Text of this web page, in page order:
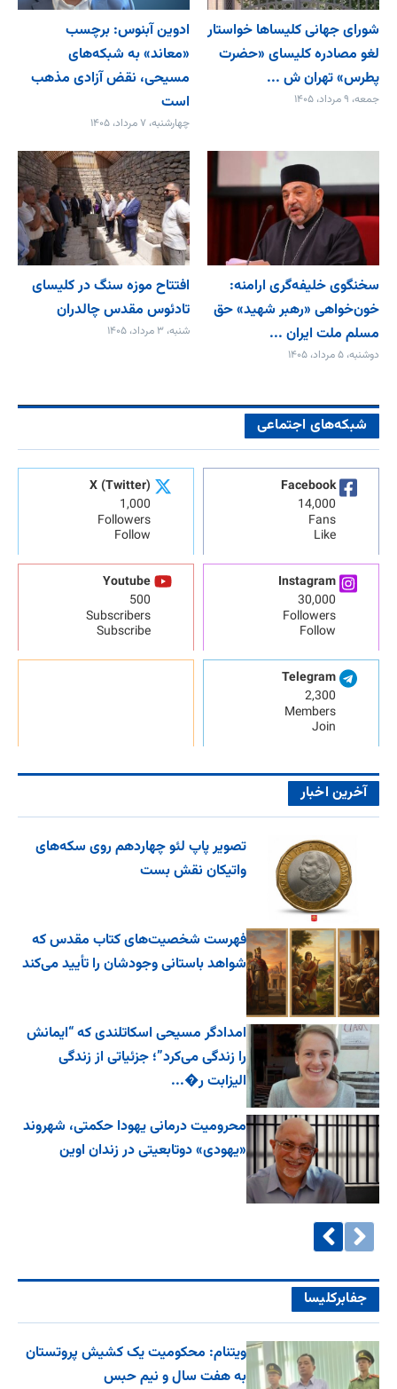
شورای جهانی کلیساها خواستار
لغو مصادره کلیسای «حضرت
پطرس» تهران ش ...
جمعه، ۹ مرداد، ۱۴۰۵
ادوین آبنوس: برچسب
«معاند» به شبکه‌های
مسیحی، نقض آزادی مذهب
است
چهارشنبه، ۷ مرداد، ۱۴۰۵
سخنگوی خلیفه‌گری ارامنه:
خون‌خواهی «رهبر شهید» حق
مسلم ملت ایران ...
دوشنبه، ۵ مرداد، ۱۴۰۵
افتتاح موزه سنگ در کلیسای
تادئوس مقدس چالدران
شنبه، ۳ مرداد، ۱۴۰۵
شبکه‌های اجتماعی
Facebook
14,000
Fans
Like
X (Twitter)
1,000
Followers
Follow
Instagram
30,000
Followers
Follow
Youtube
500
Subscribers
Subscribe
Telegram
2,300
Members
Join
آخرین اخبار
تصویر پاپ لئو چهاردهم روی سکه‌های
واتیکان نقش بست
فهرست شخصیت‌های کتاب مقدس که
شواهد باستانی وجودشان را تأیید می‌کند
امدادگر مسیحی اسکاتلندی که “ایمانش
را زندگی می‌کرد”؛ جزئیاتی از زندگی
الیزابت ر�...
محرومیت درمانی یهودا حکمتی، شهروند
«یهودی» دوتابعیتی در زندان اوین
جفا‌بر‌کلیسا
ویتنام: محکومیت یک کشیش پروتستان
به هفت سال و نیم حبس